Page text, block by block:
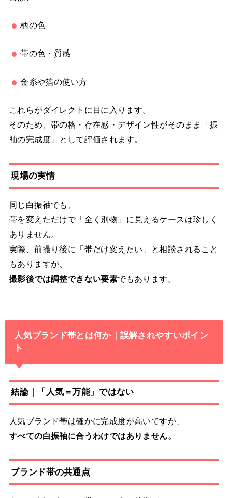
柄の色
帯の色・質感
金糸や箔の使い方
これらがダイレクトに目に入ります。
そのため、帯の格・存在感・デザイン性がそのまま「振
袖の完成度」として評価されます。
現場の実情
同じ白振袖でも、
帯を変えただけで「全く別物」に見えるケースは珍しく
ありません。
実際、前撮り後に「帯だけ変えたい」と相談されること
もありますが、
撮影後では調整できない要素でもあります。
人気ブランド帯とは何か｜誤解されやすいポイン
ト
結論｜「人気＝万能」ではない
人気ブランド帯は確かに完成度が高いですが、
すべての白振袖に合うわけではありません。
ブランド帯の共通点